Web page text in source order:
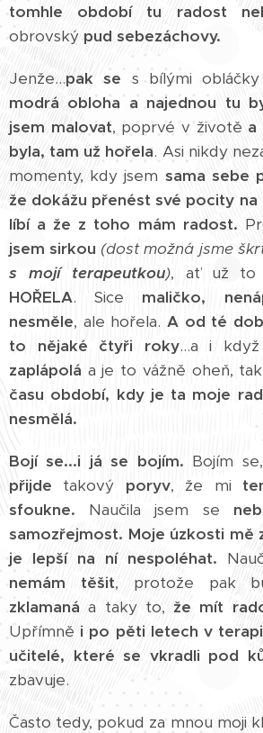
tomhle období tu radost
obrovský pud sebezáchovy.
Jenže...pak se s bílými
modrá obloha a najednou tu
jsem malovat, poprvé v životě a
byla, tam už hořela. Asi nikdy
momenty, kdy jsem sama sebe
že dokážu přenést své pocity na
líbí a že z toho mám radost.
jsem sirkou (dost možná jsme
s mojí terapeutkou), ať už to
HOŘELA. Sice maličko,
nesměle, ale hořela. A od té
to nějaké čtyři roky...a i když
zaplápolá a je to vážně oheň, tak
času období, kdy je ta moje
nesmělá.
Bojí se...i já se bojím. Bojím se,
přijde takový poryv, že mi
sfoukne. Naučila jsem se
samozřejmost. Moje úzkosti mě
je lepší na ní nespoléhat.
nemám těšit, protože pak
zklamaná a taky to, že mít
Upřímně i po pěti letech v
učitelé, které se vkradli pod
zbavuje.
Často tedy, pokud za mnou moji